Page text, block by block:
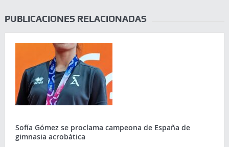
PUBLICACIONES RELACIONADAS
Sofía Gómez se proclama campeona de España de
gimnasia acrobática